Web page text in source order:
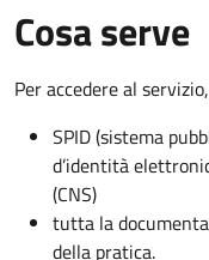
Cosa serve
Per accedere al
SPID (sistema
d’identità
(CNS)
tutta la
della pratica.